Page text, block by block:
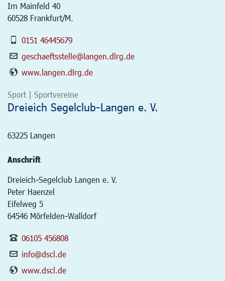
Im Mainfeld 40
60528 Frankfurt/M.
0151 46445679
geschaeftsstelle@langen.dlrg.de
www.langen.dlrg.de
Sport | Sportvereine
Dreieich Segelclub-Langen e. V.
63225 Langen
Anschrift
Dreieich-Segelclub Langen e. V.
Peter Haenzel
Eifelweg 5
64546 Mörfelden-Walldorf
06105 456808
info@dscl.de
www.dscl.de